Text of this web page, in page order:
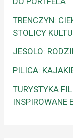
TRENCZYN:
STOLICY
JESOLO:
PILICA:
TURYSTYKA
INSPIROWANE